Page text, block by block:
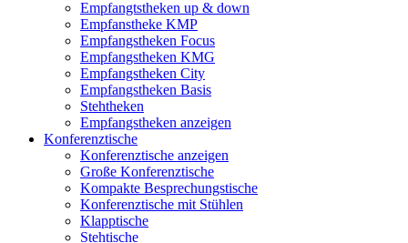
Empfangtstheken up & down
Empfanstheke KMP
Empfangstheken Focus
Empfangstheken KMG
Empfangstheken City
Empfangstheken Basis
Stehtheken
Empfangstheken anzeigen
Konferenztische
Konferenztische anzeigen
Große Konferenztische
Kompakte Besprechungstische
Konferenztische mit Stühlen
Klapptische
Stehtische